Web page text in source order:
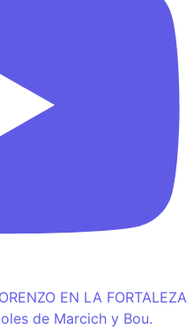
EN LA FORTALEZA
de Marcich y Bou.